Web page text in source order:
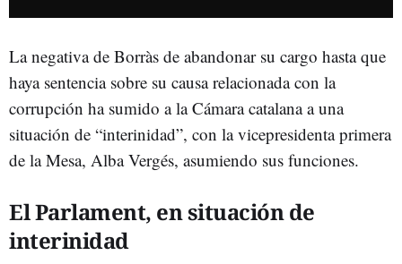
La negativa de Borràs de abandonar su cargo hasta que
haya sentencia sobre su causa relacionada con la
corrupción ha sumido a la Cámara catalana a una
situación de “interinidad”, con la vicepresidenta primera
de la Mesa, Alba Vergés, asumiendo sus funciones.
El Parlament, en situación de
interinidad